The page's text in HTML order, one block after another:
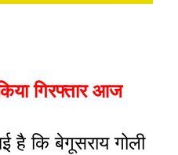
गिरफ्तार आज
कि बेगूसराय गोली